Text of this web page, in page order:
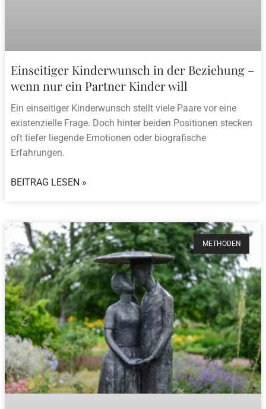
Einseitiger Kinderwunsch in der Beziehung –
wenn nur ein Partner Kinder will
Ein einseitiger Kinderwunsch stellt viele Paare vor eine
existenzielle Frage. Doch hinter beiden Positionen stecken
oft tiefer liegende Emotionen oder biografische
Erfahrungen.
BEITRAG LESEN »
METHODEN